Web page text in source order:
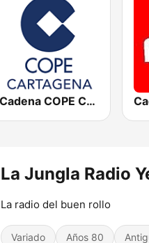
Cadena COPE Cartagena
La Jungla Radio
La radio del buen rollo
Variado Años 80